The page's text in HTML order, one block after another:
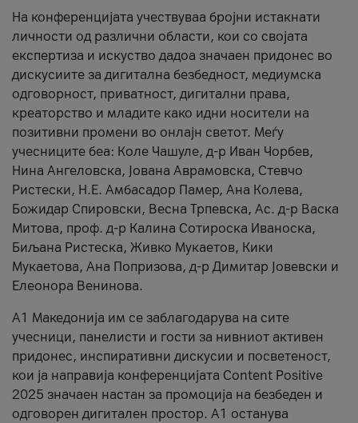
На конференцијата учествуваа бројни истакнати
личности од различни области, кои со својата
експертиза и искуство дадоа значаен придонес во
дискусиите за дигитална безбедност, медиумска
одговорност, приватност, дигитални права,
креаторство и младите како идни носители на
позитивни промени во онлајн светот. Меѓу
учесниците беа: Коле Чашуле, д-р Иван Чорбев,
Нина Ангеловска, Јована Аврамовска, Стевчо
Ристески, Н.Е. Амбасадор Памер, Ана Колева,
Божидар Спировски, Весна Трпевска, Ас. д-р Васка
Митова, проф. д-р Калина Сотироска Иваноска,
Биљана Ристеска, Живко Мукаетов, Кики
Мукаетова, Ана Попризова, д-р Димитар Јовевски и
Елеонора Венинова.
А1 Македонија им се заблагодарува на сите
учесници, панелисти и гости за нивниот активен
придонес, инспиративни дискусии и посветеност,
кои ја направија конференцијата Content Positive
2025 значаен настан за промоција на безбеден и
одговорен дигитален простор. А1 останува